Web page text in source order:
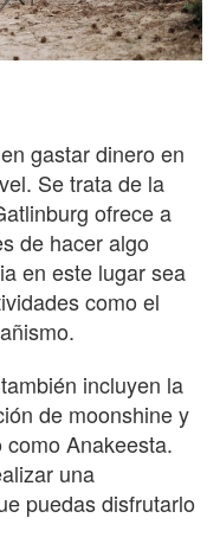
gastar dinero en
Se trata de la
ofrece a
de hacer algo
en este lugar sea
como el
incluyen la
de moonshine y
Anakeesta.
una
puedas disfrutarlo